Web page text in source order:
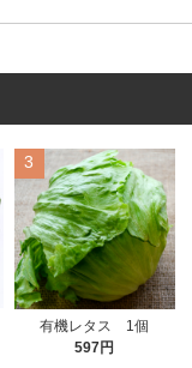
3
有機レタス 1個
597円